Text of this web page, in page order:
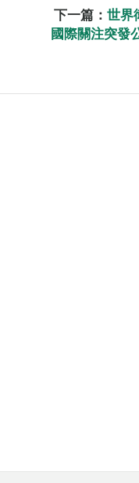
下一篇： 世界
國際關注突發